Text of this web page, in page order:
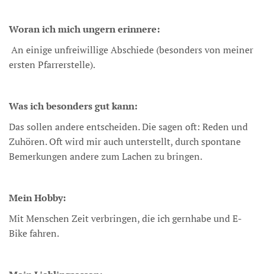
Woran ich mich ungern erinnere:
An einige unfreiwillige Abschiede (besonders von meiner
ersten Pfarrerstelle).
Was ich besonders gut kann:
Das sollen andere entscheiden. Die sagen oft: Reden und
Zuhören. Oft wird mir auch unterstellt, durch spontane
Bemerkungen andere zum Lachen zu bringen.
Mein Hobby:
Mit Menschen Zeit verbringen, die ich gernhabe und E-
Bike fahren.